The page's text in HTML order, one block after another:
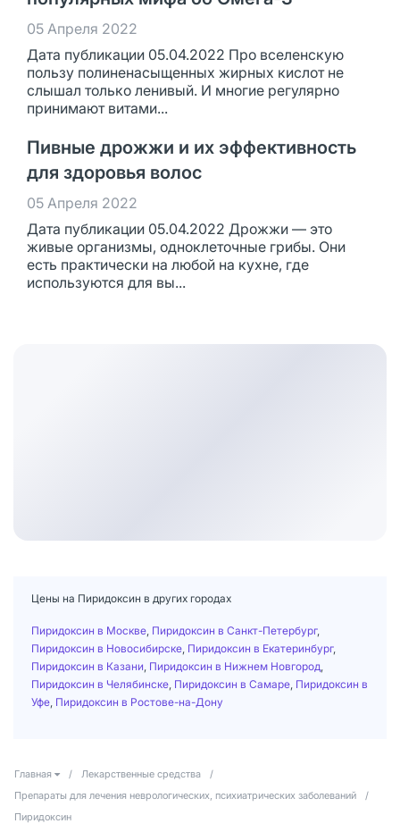
05 Апреля 2022
Дата публикации 05.04.2022 Про вселенскую
пользу полиненасыщенных жирных кислот не
слышал только ленивый. И многие регулярно
принимают витами...
Пивные дрожжи и их эффективность
для здоровья волос
05 Апреля 2022
Дата публикации 05.04.2022 Дрожжи — это
живые организмы, одноклеточные грибы. Они
есть практически на любой на кухне, где
используются для вы...
Цены на Пиридоксин в других городах
Пиридоксин в Москве Пиридоксин в Санкт-Петербург,
Пиридоксин в Новосибирске Пиридоксин в Екатеринбург,
Пиридоксин в Казани Пиридоксин в Нижнем Новгород
Пиридоксин в Челябинске Пиридоксин в Самаре Пиридоксин в
Уфе Пиридоксин в Ростове-на-Дону
Главная / Лекарственные средства
/
Препараты для лечения неврологических, психиатрических заболеваний
/
Пиридоксин